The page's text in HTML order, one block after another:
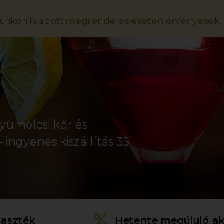
leadott megrendelés esetén érvényesek!
és
kiszállítás 35
Hetente megújuló